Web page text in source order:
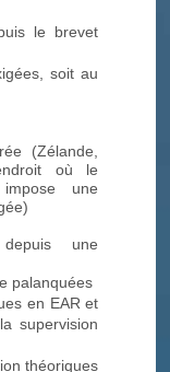
le brevet
soit au
(Zélande,
où le
une
une
palanquées
en EAR et
supervision
théoriques